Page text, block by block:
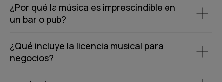
¿Por qué la música es imprescindible en
un bar o pub?
¿Qué incluye la licencia musical para
negocios?